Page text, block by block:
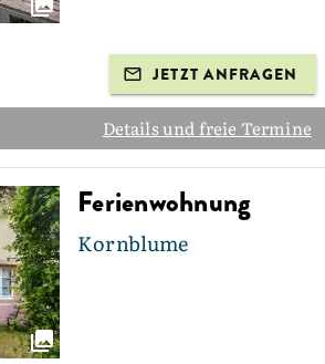
JETZT ANFRAGEN
Details und freie Termine
Ferienwohnung
Kornblume